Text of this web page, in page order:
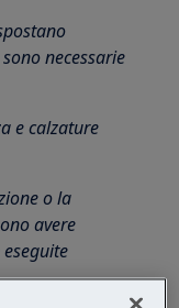
necessarie
e calzature
o la
avere